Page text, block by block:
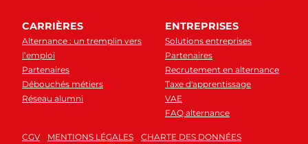
CARRIÈRES
Alternance : un tremplin vers
l’emploi
Partenaires
Débouchés métiers
Réseau alumni
ENTREPRISES
Solutions entreprises
Partenaires
Recrutement en alternance
Taxe d'apprentissage
VAE
FAQ alternance
CGV MENTIONS LÉGALES
CHARTE DES DONNÉES